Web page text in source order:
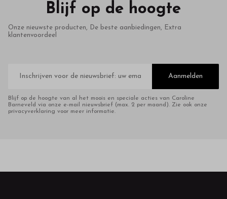
Blijf op de hoogte
Onze nieuwste producten, De beste aanbiedingen, Extra
klantenvoordeel
mailadres
Aanmelden
Blijf op de hoogte van al het moois en speciale acties van Caroline
Barneveld via onze e-mail nieuwsbrief (max. 2 per maand). Zie ook onze
privacyverklaring voor meer informatie.